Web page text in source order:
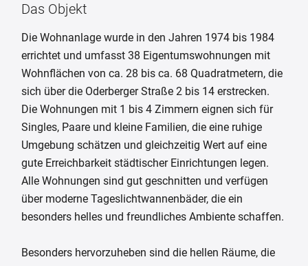
Das Objekt
Die Wohnanlage wurde in den Jahren 1974 bis 1984
errichtet und umfasst 38 Eigentumswohnungen mit
Wohnflächen von ca. 28 bis ca. 68 Quadratmetern, die
sich über die Oderberger Straße 2 bis 14 erstrecken.
Die Wohnungen mit 1 bis 4 Zimmern eignen sich für
Singles, Paare und kleine Familien, die eine ruhige
Umgebung schätzen und gleichzeitig Wert auf eine
gute Erreichbarkeit städtischer Einrichtungen legen.
Alle Wohnungen sind gut geschnitten und verfügen
über moderne Tageslichtwannenbäder, die ein
besonders helles und freundliches Ambiente schaffen.
Besonders hervorzuheben sind die hellen Räume, die